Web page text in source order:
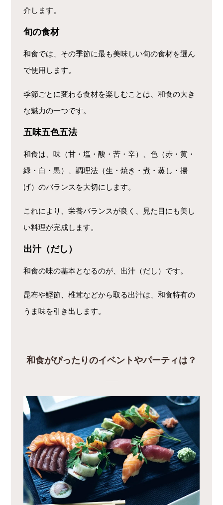
介します。
旬の食材
和食では、その季節に最も美味しい旬の食材を選ん
で使用します。
季節ごとに変わる食材を楽しむことは、和食の大き
な魅力の一つです。
五味五色五法
和食は、味（甘・塩・酸・苦・辛）、色（赤・黄・
緑・白・黒）、調理法（生・焼き・煮・蒸し・揚
げ）のバランスを大切にします。
これにより、栄養バランスが良く、見た目にも美し
い料理が完成します。
出汁（だし）
和食の味の基本となるのが、出汁（だし）です。
昆布や鰹節、椎茸などから取る出汁は、和食特有の
うま味を引き出します。
和食がぴったりのイベントやパーティは？